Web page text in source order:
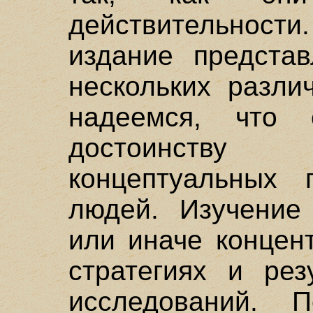
издание
нескольких
надеемся, что
людей.
или иначе
стратегиях и